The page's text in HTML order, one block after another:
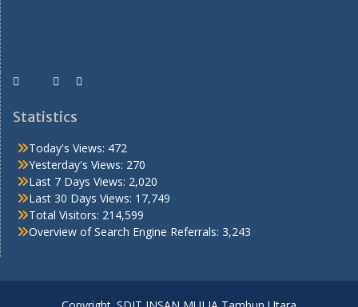
Statistics
Today's Views: 472
Yesterday's Views: 270
Last 7 Days Views: 2,020
Last 30 Days Views: 17,749
Total Visitors: 214,599
Overview of Search Engine Referrals: 3,243